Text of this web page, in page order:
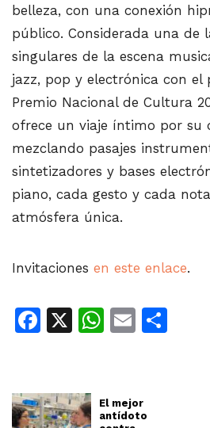
belleza, con una conexión
público. Considerada una de
singulares de la escena
jazz, pop y electrónica con el
Premio Nacional de Cultura
ofrece un viaje íntimo por su
mezclando pasajes
sintetizadores y bases
piano, cada gesto y cada
atmósfera única.
Invitaciones en este enlace.
Facebook
X Email
El mejor
antídoto